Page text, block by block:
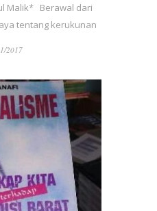
Malik* Berawal dari
tentang kerukunan
2017